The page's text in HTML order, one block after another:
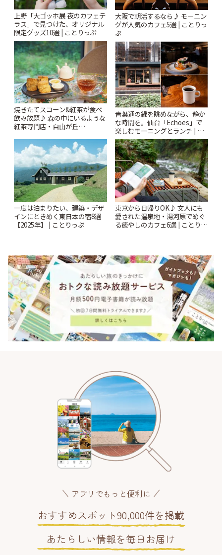
上野「大ゴッホ展 夜のカフェテ
ラス」で見つけた、オリジナル
限定グッズ10選 | ことりっぷ
大阪で朝活するなら♪ モーニン
グが人気のカフェ5選 | ことりっ
ぷ
焼きたてスコーン&紅茶が食べ
飲み放題♪ 森の中にいるような
紅茶専門店・自由が丘
時間 | ことりっぷ
青葉通の緑を眺めながら、静か
な時間を。仙台「Echoes」で
楽しむモーニングとランチ | こ
とりっぷ
一度は泊まりたい、建築・デザ
インにときめく東日本の宿8選
【2025年】 | ことりっぷ
東京から日帰りOK♪ 文人にも
愛された温泉地・湯河原でめぐ
る癒やしのカフェ6選 | ことりっ
アプリでもっと便利に
おすすめスポット90,000件を掲載
あたらしい情報を毎日お届け